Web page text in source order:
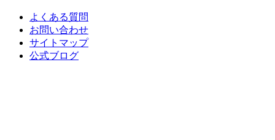
よくある質問
お問い合わせ
サイトマップ
公式ブログ